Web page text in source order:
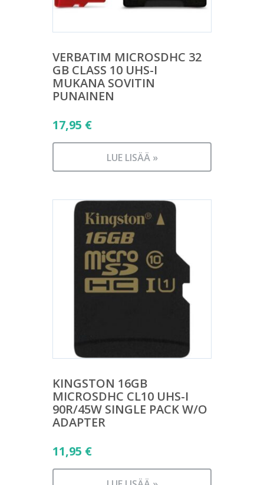
VERBATIM MICROSDHC 32
GB CLASS 10 UHS-I
MUKANA SOVITIN
PUNAINEN
17,95 €
LUE LISÄÄ »
KINGSTON 16GB
MICROSDHC CL10 UHS-I
90R/45W SINGLE PACK W/O
ADAPTER
11,95 €